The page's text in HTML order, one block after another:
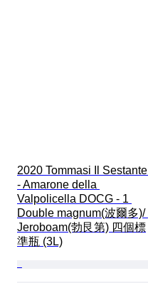
2020 Tommasi Il Sestante
- Amarone della
Valpolicella DOCG - 1
Double magnum(波爾多)/
Jeroboam(勃艮第) 四個標
準瓶 (3L)